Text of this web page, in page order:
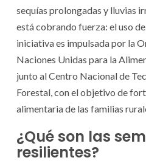
sequías prolongadas y lluvias
está cobrando fuerza: el uso
iniciativa es impulsada por la
Naciones Unidas para la
junto al Centro Nacional de
Forestal, con el objetivo de
alimentaria de las familias
¿Qué son las
resilientes?